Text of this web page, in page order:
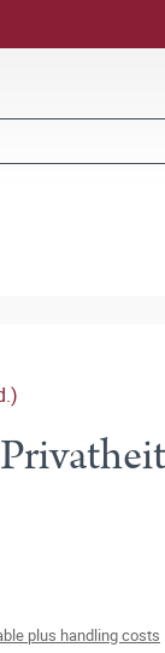
plus handling costs